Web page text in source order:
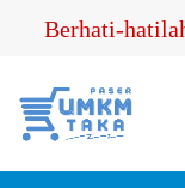
Berhati-